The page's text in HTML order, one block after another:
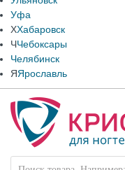
Уфа
ХХабаровск
ЧЧебоксары
Челябинск
ЯЯрославль